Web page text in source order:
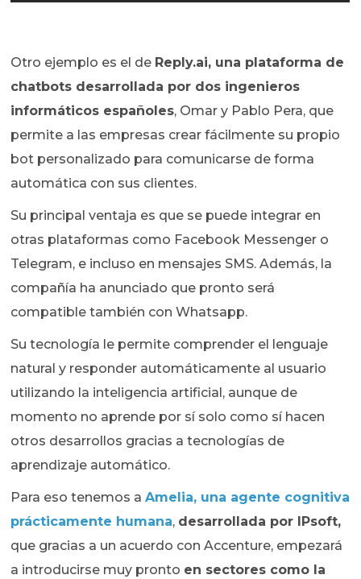
Otro ejemplo es el de Reply.ai, una plataforma de
chatbots desarrollada por dos ingenieros
informáticos españoles, Omar y Pablo Pera, que
permite a las empresas crear fácilmente su propio
bot personalizado para comunicarse de forma
automática con sus clientes.
Su principal ventaja es que se puede integrar en
otras plataformas como Facebook Messenger o
Telegram, e incluso en mensajes SMS. Además, la
compañía ha anunciado que pronto será
compatible también con Whatsapp.
Su tecnología le permite comprender el lenguaje
natural y responder automáticamente al usuario
utilizando la inteligencia artificial, aunque de
momento no aprende por sí solo como sí hacen
otros desarrollos gracias a tecnologías de
aprendizaje automático.
Para eso tenemos aAmelia, una agente cognitiva
prácticamente humana, desarrollada por IPsoft,
que gracias a un acuerdo con Accenture, empezará
a introducirse muy pronto en sectores como la